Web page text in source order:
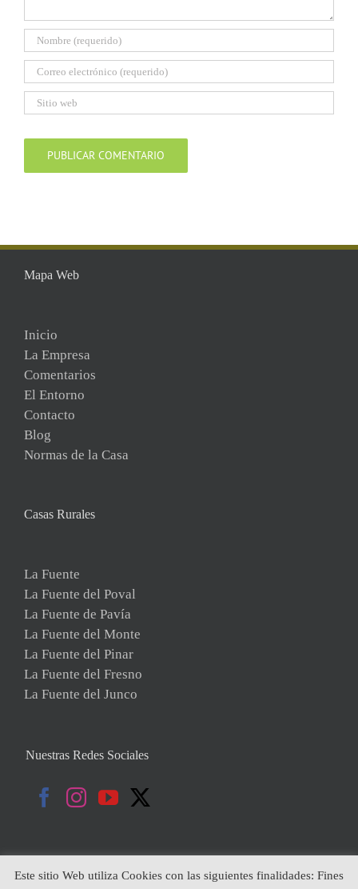
Mapa Web
Inicio
La Empresa
Comentarios
El Entorno
Contacto
Blog
Normas de la Casa
Casas Rurales
La Fuente
La Fuente del Poval
La Fuente de Pavía
La Fuente del Monte
La Fuente del Pinar
La Fuente del Fresno
La Fuente del Junco
Nuestras Redes Sociales
Este sitio Web utiliza Cookies con las siguientes finalidades: Fines